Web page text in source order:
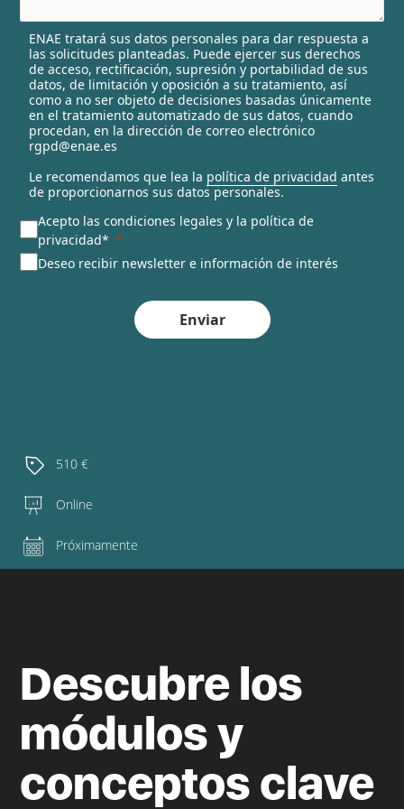
l
e
c
t
e
d
ENAE tratará sus datos personales para dar respuesta a
las solicitudes planteadas. Puede ejercer sus derechos
de acceso, rectificación, supresión y portabilidad de sus
datos, de limitación y oposición a su tratamiento, así
como a no ser objeto de decisiones basadas únicamente
en el tratamiento automatizado de sus datos, cuando
procedan, en la dirección de correo electrónico
rgpd@enae.es
Le recomendamos que lea la política de privacidad antes
de proporcionarnos sus datos personales.
Acepto las condiciones legales y la política de
privacidad*
Deseo recibir newsletter e información de interés
Enviar
510 €
Online
Próximamente
Descubre los
módulos y
conceptos clave